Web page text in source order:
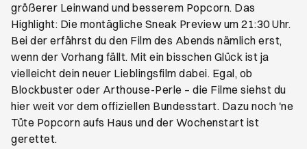
größerer Leinwand und besserem Popcorn. Das
Highlight: Die montägliche Sneak Preview um 21:30 Uhr.
Bei der erfährst du den Film des Abends nämlich erst,
wenn der Vorhang fällt. Mit ein bisschen Glück ist ja
vielleicht dein neuer Lieblingsfilm dabei. Egal, ob
Blockbuster oder Arthouse-Perle – die Filme siehst du
hier weit vor dem offiziellen Bundesstart. Dazu noch 'ne
Tüte Popcorn aufs Haus und der Wochenstart ist
gerettet.